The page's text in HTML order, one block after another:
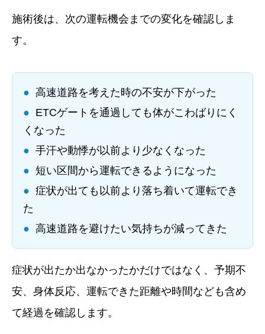
施術後は、次の運転機会までの変化を確認しま
す。
● 高速道路を考えた時の不安が下がった
● ETCゲートを通過しても体がこわばりにく
くなった
● 手汗や動悸が以前より少なくなった
● 短い区間から運転できるようになった
● 症状が出ても以前より落ち着いて運転でき
た
● 高速道路を避けたい気持ちが減ってきた
症状が出たか出なかったかだけではなく、予期不
安、身体反応、運転できた距離や時間なども含め
て経過を確認します。